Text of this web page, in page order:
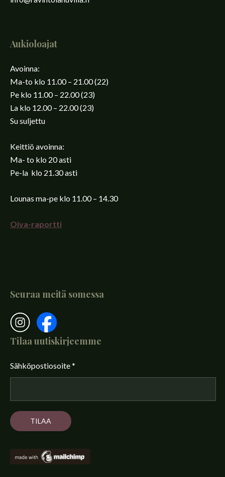
Aukioloajat
Avoinna:
Ma-to klo 11.00 – 21.00 (22)
Pe klo 11.00 – 22.00 (23)
La klo 12.00 – 22.00 (23)
Su suljettu
Keittiö avoinna:
Ma- to klo 20 asti
Pe-la klo 21.30 asti
Lounas ma-pe klo 11.00 – 14.30
Oiva-raportti
Seuraa meitä somessa
Tilaa uutiskirjeemme
Sähköpostiosoite*